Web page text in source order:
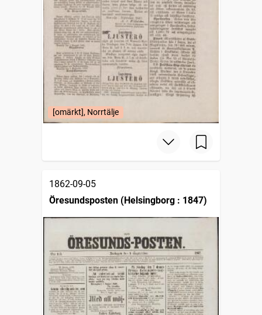
[omärkt], Norrtälje
1862-09-05
Öresundsposten (Helsingborg : 1847)